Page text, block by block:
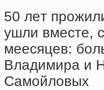
50 лeт
ушли вмecтe,
меecяцeв:
Влaдимиpa и
Caмoйлoвых